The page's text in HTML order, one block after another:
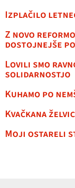
Izplačilo
Z novo
dostojnejše
Lovili smo
solidarnostjo
Kuhamo po
Kvačkana
Moji ostareli